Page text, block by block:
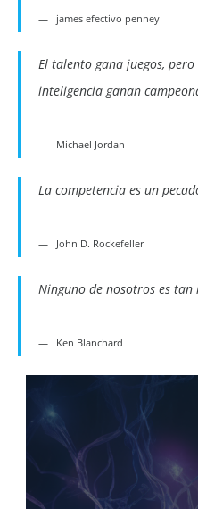
james efectivo penney
El talento gana juegos,
inteligencia ganan
Michael Jordan
La competencia es un
John D. Rockefeller
Ninguno de nosotros es
Ken Blanchard